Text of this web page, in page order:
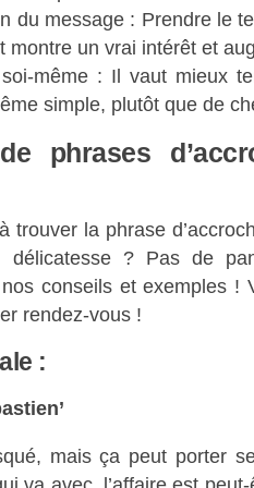
du message : Prendre le
montre un vrai intérêt et
même : Il vaut mieux
simple, plutôt que de
phrases
trouver la phrase
délicatesse ? Pas de
conseils et exemples !
rendez-vous !
:
mais ça peut porter